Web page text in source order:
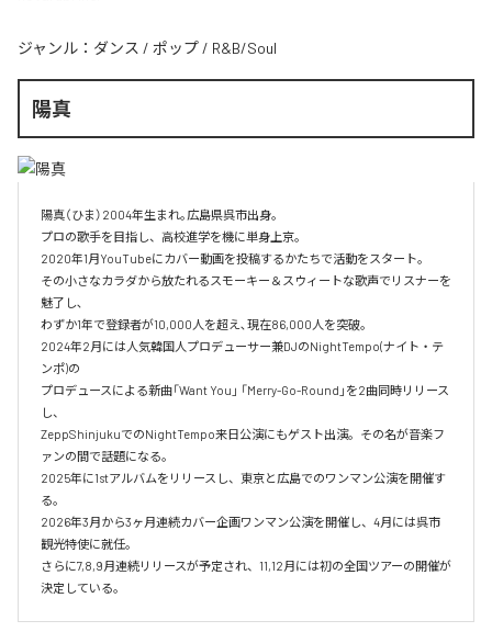
ジャンル： ダンス / ポップ / R&B/Soul
陽真
陽真（ひま）2004年生まれ｡広島県呉市出身。‌
プロの歌手を目指し、高校進学を機に単身上京。‌
2020年1月YouTubeにカバー動画を投稿するかたちで活動をスタート。‌
その小さなカラダから放たれるスモーキー＆スウィートな歌声でリスナーを
魅了し､‌
わずか1年で登録者が10,000人を超え､現在86,000人を突破。‌
2024年2月には人気韓国人プロデューサー兼DJのNightTempo(ナイト・テ
ンポ)の‌
プロデュースによる新曲「Want You」 「Merry-Go-Round」を2曲同時リリース
し、‌
ZeppShinjukuでのNightTempo来日公演にもゲスト出演。その名が音楽フ
ァンの間で話題になる。‌
2025年に1stアルバムをリリースし、東京と広島でのワンマン公演を開催す
る。
2026年3月から3ヶ月連続カバー企画ワンマン公演を開催し、4月には呉市
観光特使に就任。
さらに7,8,9月連続リリースが予定され、11,12月には初の全国ツアーの開催が
決定している。